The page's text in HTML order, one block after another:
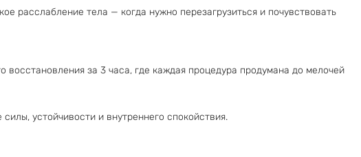
расслабление тела — когда нужно перезагрузиться и почувствовать
за 3 часа, где каждая процедура продумана до мелочей
устойчивости и внутреннего спокойствия.